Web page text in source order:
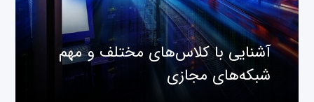
آشنایی با کلاس‌های مختلف و مهم
شبکه‌های مجازی